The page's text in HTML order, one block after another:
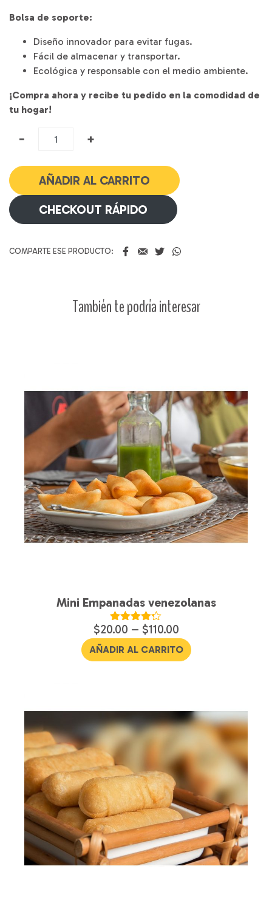
Bolsa de soporte:
Diseño innovador para evitar fugas.
Fácil de almacenar y transportar.
Ecológica y responsable con el medio ambiente.
¡Compra ahora y recibe tu pedido en la comodidad de
tu hogar!
−
Nata
cantidad
+
AÑADIR AL CARRITO
CHECKOUT RÁPIDO
COMPARTE ESE PRODUCTO:
También te podría interesar
Mini Empanadas venezolanas
Valorado
en4.21
de 5
$20.00 – $110.00
AÑADIR AL CARRITO